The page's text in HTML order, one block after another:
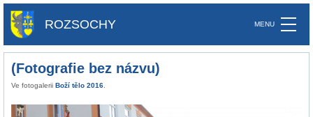
ROZSOCHY
(Fotografie bez názvu)
Ve fotogalerii Boží tělo 2016